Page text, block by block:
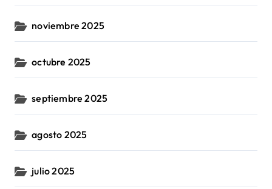
noviembre 2025
octubre 2025
septiembre 2025
agosto 2025
julio 2025